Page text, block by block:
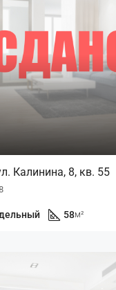
Калинина, 8, кв. 55
58м²